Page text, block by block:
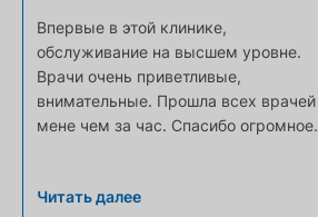
Впервые в этой клинике,
обслуживание на высшем уровне.
Врачи очень приветливые,
внимательные. Прошла всех врачей
мене чем за час. Спасибо огромное.
Читать далее